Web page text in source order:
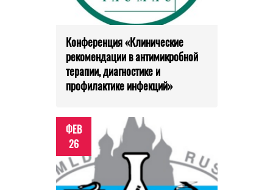
Конференция «Клинические
рекомендации в антимикробной
терапии, диагностике и
профилактике инфекций»
ФЕВ
26